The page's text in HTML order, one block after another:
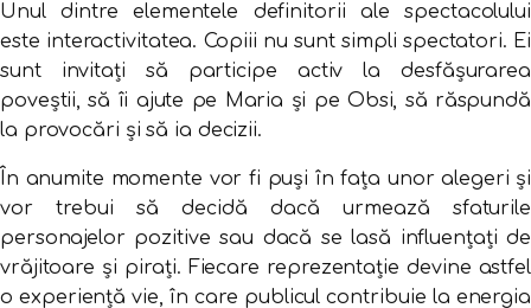
Unul dintre elementele definitorii ale spectacolului
este interactivitatea. Copiii nu sunt simpli spectatori. Ei
sunt invitați să participe activ la desfășurarea
poveștii, să îi ajute pe Maria și pe Obsi, să răspundă
la provocări și să ia decizii.
În anumite momente vor fi puși în fața unor alegeri și
vor trebui să decidă dacă urmează sfaturile
personajelor pozitive sau dacă se lasă influențați de
vrăjitoare și pirați. Fiecare reprezentație devine astfel
o experiență vie, în care publicul contribuie la energia